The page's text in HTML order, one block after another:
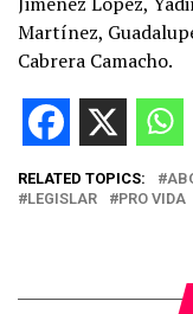
Martínez,
Cabrera Camacho.
RELATED TOPICS:
LEGISLAR
PRO VIDA